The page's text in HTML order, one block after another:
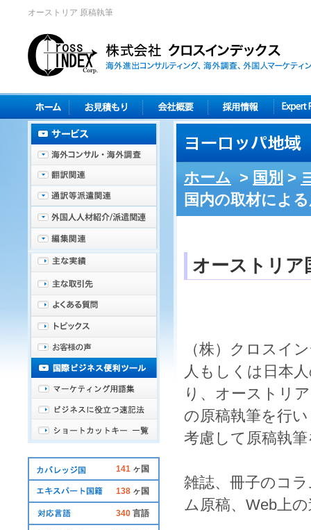
オーストリア 原稿執筆
ホーム > 国別 >
国内の取材によ
オーストリア
（株）クロスイ
人 もしくは 日本人
り、 オーストリ
の原稿執筆を行
考慮して 原稿執筆
雑誌、 冊子の コ
ム原稿、Web上の
141 ヶ国
138 ヶ国
340 言語